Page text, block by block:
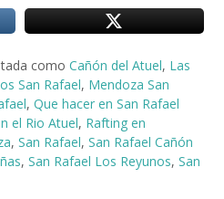
como Cañón del Atuel, Las
San Rafael, Mendoza San
, Que hacer en San Rafael
el Rio Atuel, Rafting en
, San Rafael, San Rafael Cañón
, San Rafael Los Reyunos, San